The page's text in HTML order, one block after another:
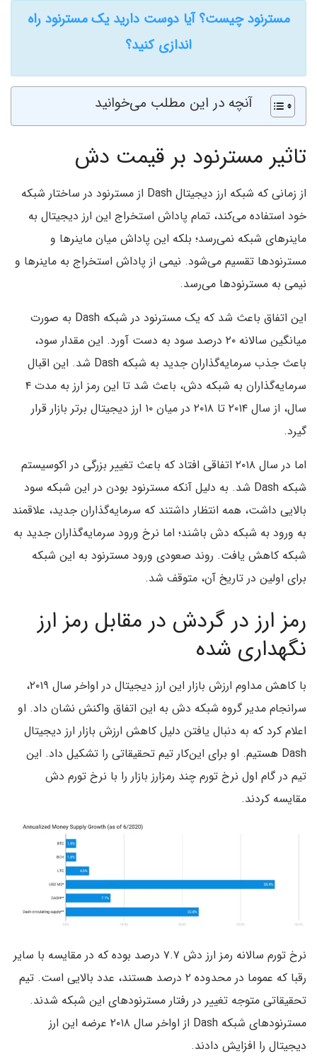
مسترنود چیست؟ آیا دوست دارید یک مسترنود راه
اندازی کنید؟
آنچه در این مطلب می‌خوانید
تاثیر مسترنود بر قیمت دش
از زمانی که شبکه ارز دیجیتال Dash از مسترنود در ساختار شبکه
خود استفاده می‌کند، تمام پاداش استخراج این ارز دیجیتال به
ماینرهای شبکه نمی‌رسد؛ بلکه این پاداش میان ماینرها و
مسترنودها تقسیم می‌شود. نیمی از پاداش استخراج به ماینرها و
نیمی به مسترنودها می‌رسد.
این اتفاق باعث شد که یک مسترنود در شبکه Dash به صورت
میانگین سالانه ۲۰ درصد سود به دست آورد. این مقدار سود،
باعث جذب سرمایه‌گذاران جدید به شبکه Dash شد. این اقبال
سرمایه‌گذاران به شبکه دش، باعث شد تا این رمز ارز به مدت ۴
سال، از سال ۲۰۱۴ تا ۲۰۱۸ در میان ۱۰ ارز دیجیتال برتر بازار قرار
گیرد.
اما در سال ۲۰۱۸ اتفاقی افتاد که باعث تغییر بزرگی در اکوسیستم
شبکه Dash شد. به دلیل آنکه مسترنود بودن در این شبکه سود
بالایی داشت، همه انتظار داشتند که سرمایه‌گذاران جدید، علاقمند
به ورود به شبکه دش باشند؛ اما نرخ ورود سرمایه‌گذاران جدید به
شبکه کاهش یافت. روند صعودی ورود مسترنود به این شبکه
برای اولین در تاریخ آن، متوقف شد.
رمز ارز در گردش در مقابل رمز ارز
نگهداری شده
با کاهش مداوم ارزش بازار این ارز دیجیتال در اواخر سال ۲۰۱۹،
سرانجام مدیر گروه شبکه دش به این اتفاق واکنش نشان داد. او
اعلام کرد که به دنبال یافتن دلیل کاهش ارزش بازار ارز دیجیتال
Dash هستیم. او برای این‌کار تیم تحقیقاتی را تشکیل داد. این
تیم در گام اول نرخ تورم چند رمزارز بازار را با نرخ تورم دش
مقایسه کردند.
نرخ تورم سالانه رمز ارز دش ۷.۷ درصد بوده که در مقایسه با سایر
رقبا که عموما در محدوده ۲ درصد هستند، عدد بالایی است. تیم
تحقیقاتی متوجه تغییر در رفتار مسترنودهای این شبکه شدند.
مسترنودهای شبکه Dash از اواخر سال ۲۰۱۸ عرضه این ارز
دیجیتال را افزایش دادند.